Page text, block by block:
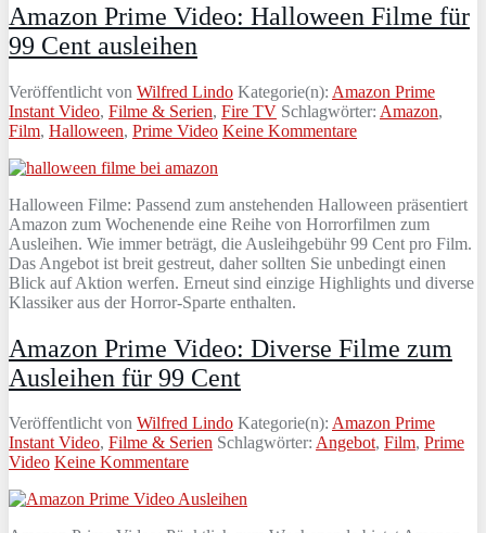
Amazon Prime Video: Halloween Filme für
99 Cent ausleihen
Veröffentlicht von Wilfred Lindo Kategorie(n): Amazon Prime
Instant Video, Filme & Serien, Fire TV Schlagwörter: Amazon,
Film, Halloween, Prime Video Keine Kommentare
Halloween Filme: Passend zum anstehenden Halloween präsentiert
Amazon zum Wochenende eine Reihe von Horrorfilmen zum
Ausleihen. Wie immer beträgt, die Ausleihgebühr 99 Cent pro Film.
Das Angebot ist breit gestreut, daher sollten Sie unbedingt einen
Blick auf Aktion werfen. Erneut sind einzige Highlights und diverse
Klassiker aus der Horror-Sparte enthalten.
Amazon Prime Video: Diverse Filme zum
Ausleihen für 99 Cent
Veröffentlicht von Wilfred Lindo Kategorie(n): Amazon Prime
Instant Video, Filme & Serien Schlagwörter: Angebot, Film, Prime
Video Keine Kommentare